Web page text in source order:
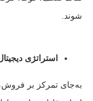
شوند.
استراتژی
به‌جای تمرکز بر